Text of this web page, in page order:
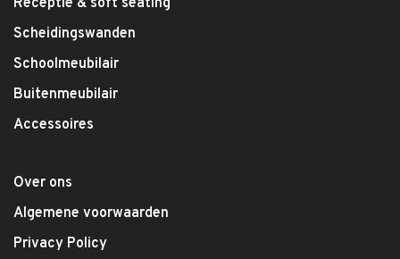
Receptie & soft seating
Scheidingswanden
Schoolmeubilair
Buitenmeubilair
Accessoires
Over ons
Algemene voorwaarden
Privacy Policy